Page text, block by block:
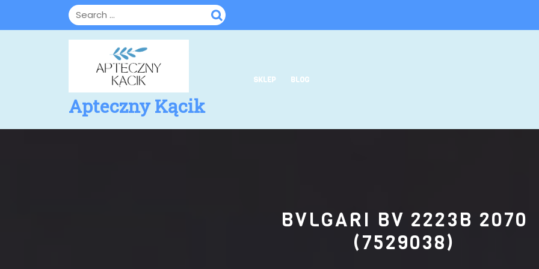
content
Apteczny Kącik
SKLEP BLOG
BVLGARI BV 2223B 2070
(7529038)